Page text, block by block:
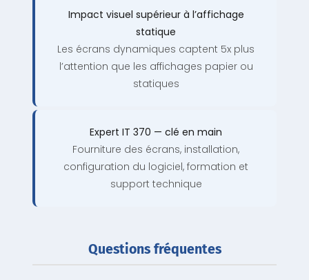
Impact visuel supérieur à l’affichage
statique
Les écrans dynamiques captent 5x plus
l’attention que les affichages papier ou
statiques
Expert IT 370 — clé en main
Fourniture des écrans, installation,
configuration du logiciel, formation et
support technique
Questions fréquentes